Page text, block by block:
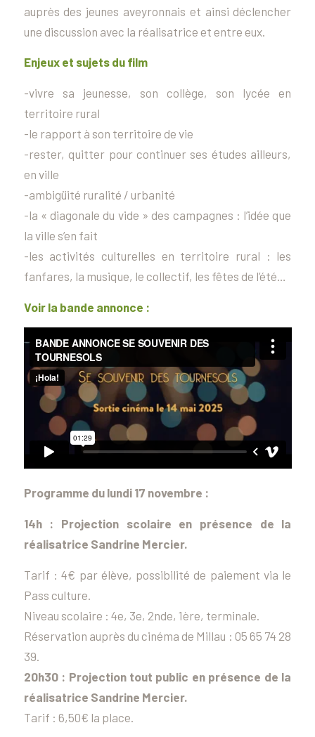
auprès des jeunes aveyronnais et ainsi déclencher
une discussion avec la réalisatrice et entre eux.
Enjeux et sujets du film
-vivre sa jeunesse, son collège, son lycée en
territoire rural
-le rapport à son territoire de vie
-rester, quitter pour continuer ses études ailleurs,
en ville
-ambigüité ruralité / urbanité
-la « diagonale du vide » des campagnes : l’idée que
la ville s’en fait
-les activités culturelles en territoire rural : les
fanfares, la musique, le collectif, les fêtes de l’été…
Voir la bande annonce :
Programme du lundi 17 novembre :
14h : Projection scolaire en présence de la
réalisatrice Sandrine Mercier.
Tarif : 4€ par élève, possibilité de paiement via le
Pass culture.
Niveau scolaire : 4e, 3e, 2nde, 1ère, terminale.
Réservation auprès du cinéma de Millau : 05 65 74 28
39.
20h30 : Projection tout public en présence de la
réalisatrice Sandrine Mercier.
Tarif : 6,50€ la place.